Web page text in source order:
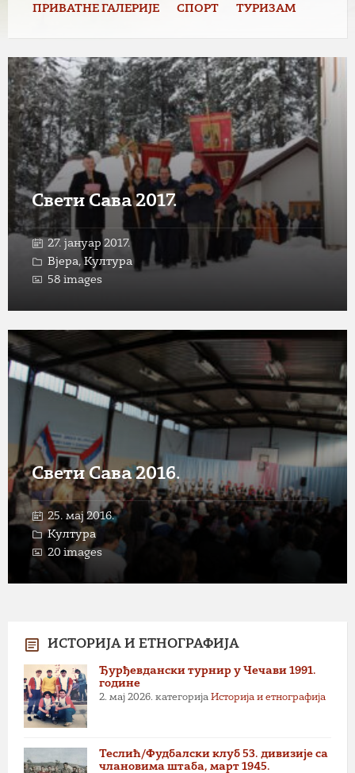
ПРИВАТНЕ ГАЛЕРИЈЕ СПОРТ ТУРИЗАМ
Свети Сава 2017.
27. јануар 2017.
Вјера,Култура
58 images
Open
Gallery
Свети Сава 2016.
25. мај 2016.
Култура
20 images
Open
Gallery
ИСТОРИЈА И ЕТНОГРАФИЈА
Ђурђевдански турнир у Чечави 1991.
године
2. мај 2026. категорија Историја и етнографија
Теслић/Фудбалски клуб 53. дивизије са
члановима штаба, март 1945.